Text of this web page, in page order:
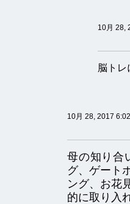
10月 28,
脳ト
10月 28, 2017
母の知り合
グ、ゲート
ング、お花
的に取り入